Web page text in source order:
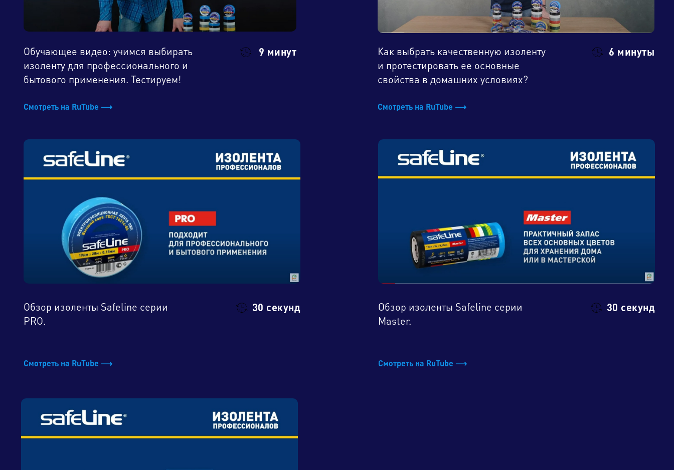
Обучающее видео: учимся выбирать
изоленту для профессионального и
бытового применения. Тестируем!
Как выбрать качественную изоленту
и протестировать ее основные
свойства в домашних условиях?
Обзор изоленты Safeline серии
PRO.
Смотреть на RuTube ⟶
Смотреть на RuTube ⟶
Смотреть на RuTube ⟶
9 минут 6 минуты
30 секунд
Обзор изоленты Safeline серии
Master.
Смотреть на RuTube ⟶
30 секунд